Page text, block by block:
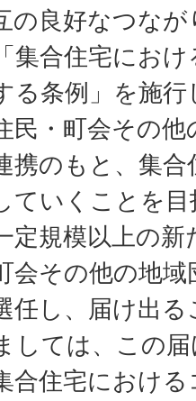
の良好なつな
集合住宅にお
る条例」を施
民・町会その
携のもと、集
ていくことを
定規模以上の
会その他の地
任し、届け出
しては、この
合住宅におけ